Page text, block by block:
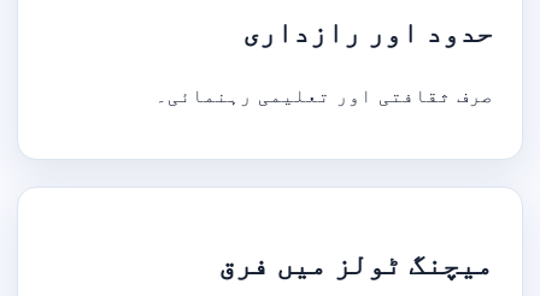
حدود اور رازداری
صرف ثقافتی اور تعلیمی رہنمائی۔
میچنگ ٹولز میں فرق